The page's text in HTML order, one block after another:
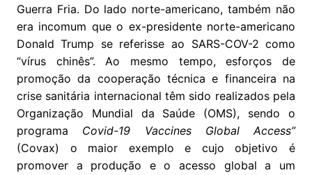
Guerra Fria. Do lado norte-americano, também não
era incomum que o ex-presidente norte-americano
Donald Trump se referisse ao SARS-COV-2 como
“vírus chinês”. Ao mesmo tempo, esforços de
promoção da cooperação técnica e financeira na
crise sanitária internacional têm sido realizados pela
Organização Mundial da Saúde (OMS), sendo o
programa Covid-19 Vaccines Global Access”
(Covax) o maior exemplo e cujo objetivo é
promover a produção e o acesso global a um